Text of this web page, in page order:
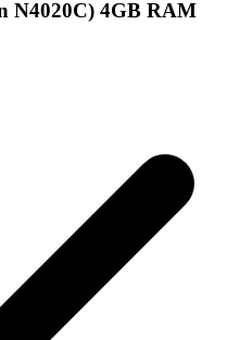
N4020C) 4GB RAM